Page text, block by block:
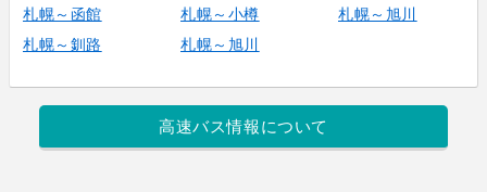
札幌～函館 札幌～小樽
札幌～旭川
札幌～釧路
札幌～旭川
高速バス情報について